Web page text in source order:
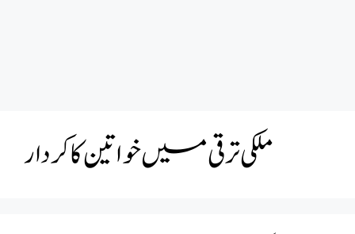
ملکی ترقی میں خواتین کا کردار